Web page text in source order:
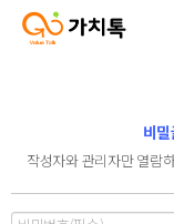
비
작성자와 관리자만 열람